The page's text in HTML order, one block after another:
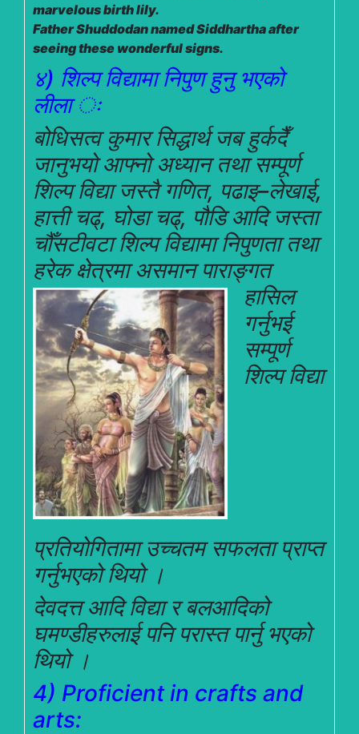
marvelous birth lily.
Father Shuddodan named Siddhartha after
seeing these wonderful signs.
४) शिल्प विद्यामा निपुण हुनु भएको
लीला ः
बोधिसत्व कुमार सिद्धार्थ जब हुर्कदैँ
जानुभयो आफ्नो अध्यान तथा सम्पूर्ण
शिल्प विद्या जस्तै गणित, पढाइ–लेखाई,
हात्ती चढ्, घोडा चढ्, पौडि आदि जस्ता
चौँसटीवटा शिल्प विद्यामा निपुणता तथा
हरेक क्षेत्रमाअसमान पाराङ्गत
हासिल
गर्नुभई
सम्पूर्ण
शिल्प विद्या
प्रतियोगितामा उच्चतम सफलता प्राप्त
गर्नुभएको थियो ।
देवदत्त आदि विद्या र बलआदिको
घमण्डीहरुलाई पनि परास्त पार्नु भएको
थियो ।
4) Proficient in crafts and
arts: